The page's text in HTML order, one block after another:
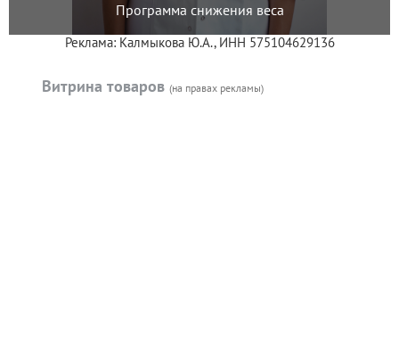
Программа снижения веса
Реклама: Калмыкова Ю.А., ИНН 575104629136
Витрина товаров (на правах рекламы)